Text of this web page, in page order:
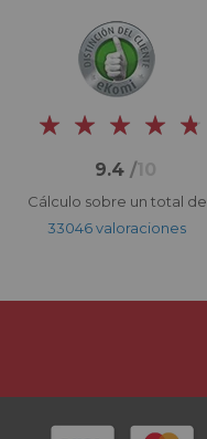
9.4 /10
Cálculo sobre un total de
33046 valoraciones